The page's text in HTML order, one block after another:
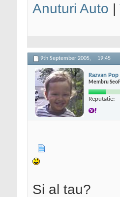
Anuturi Auto |
9th September 2005, 19:45
Razvan Pop
Membru
Reputatie:
Si al tau?